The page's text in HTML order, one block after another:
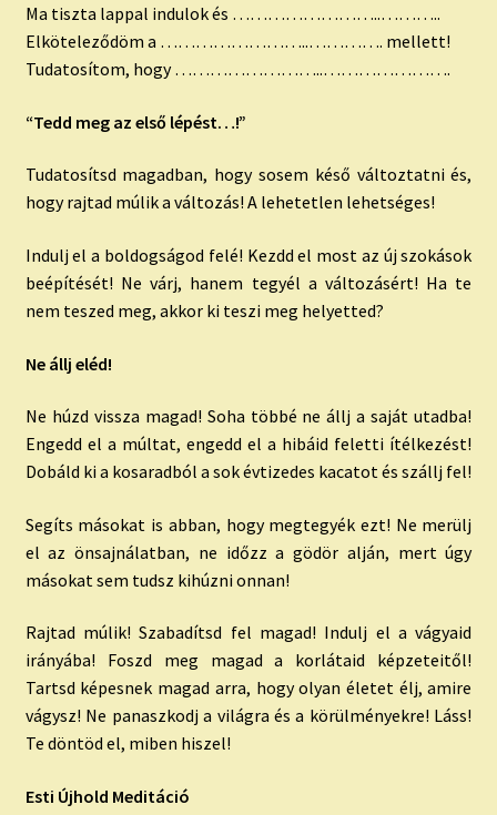
Ma tiszta lappal indulok és ……………………..………..
Elköteleződöm a ……………………..…………. mellett!
Tudatosítom, hogy ……………………..………………….
“Tedd meg az első lépést…!”
Tudatosítsd magadban, hogy sosem késő változtatni és,
hogy rajtad múlik a változás! A lehetetlen lehetséges!
Indulj el a boldogságod felé! Kezdd el most az új szokások
beépítését! Ne várj, hanem tegyél a változásért! Ha te
nem teszed meg, akkor ki teszi meg helyetted?
Ne állj eléd!
Ne húzd vissza magad! Soha többé ne állj a saját utadba!
Engedd el a múltat, engedd el a hibáid feletti ítélkezést!
Dobáld ki a kosaradból a sok évtizedes kacatot és szállj fel!
Segíts másokat is abban, hogy megtegyék ezt! Ne merülj
el az önsajnálatban, ne időzz a gödör alján, mert úgy
másokat sem tudsz kihúzni onnan!
Rajtad múlik! Szabadítsd fel magad! Indulj el a vágyaid
irányába! Foszd meg magad a korlátaid képzeteitől!
Tartsd képesnek magad arra, hogy olyan életet élj, amire
vágysz! Ne panaszkodj a világra és a körülményekre! Láss!
Te döntöd el, miben hiszel!
Esti Újhold Meditáció